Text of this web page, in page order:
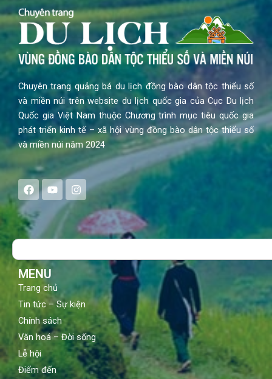
Chuyên trang quảng bá du lịch đồng bào dân tộc thiểu số
và miền núi trên website du lịch quốc gia của Cục Du lịch
Quốc gia Việt Nam thuộc Chương trình mục tiêu quốc gia
phát triển kinh tế – xã hội vùng đồng bào dân tộc thiểu số
và miền núi năm 2024
F
a
e
b
o
Y
o
t
u
b
I
n
s
a
g
Search
MENU
Trang chủ
Tin tức – Sự kiện
Chính sách
Văn hoá – Đời sống
Lễ hội
Điểm đến